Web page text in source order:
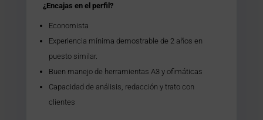
¿Encajas en el perfil?
Economista
Experiencia mínima demostrable de 2 años en
puesto similar.
Buen manejo de herramientas A3 y ofimáticas
Capacidad de análisis, redacción y trato con
clientes